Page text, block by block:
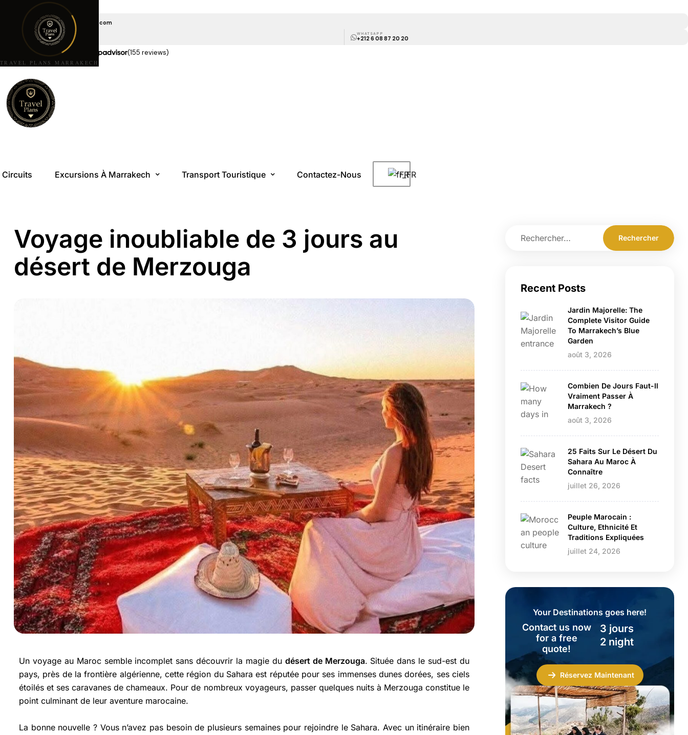
TRAVEL PLANS MARRAKECH
EMAIL US
travelplansmarrakech@gmail.com
APPELEZ-NOUS
+212 6 08 85 10 10
WHATSAPP
+212 6 08 87 20 20
★★★★★5,0 étoiles sur (155 reviews)
Circuits Excursions À Marrakech Transport Touristique Contactez-Nous FR
Voyage inoubliable de 3 jours au
désert de Merzouga
Un voyage au Maroc semble incomplet sans découvrir la magie du désert de Merzouga. Située dans le sud-est du
pays, près de la frontière algérienne, cette région du Sahara est réputée pour ses immenses dunes dorées, ses ciels
étoilés et ses caravanes de chameaux. Pour de nombreux voyageurs, passer quelques nuits à Merzouga constitue le
point culminant de leur aventure marocaine.
La bonne nouvelle ? Vous n’avez pas besoin de plusieurs semaines pour rejoindre le Sahara. Avec un itinéraire bien
Recent Posts
août 3, 2026
Jardin Majorelle: The
Complete Visitor Guide
To Marrakech’s Blue
Garden
août 3, 2026
Combien De Jours Faut-Il
Vraiment Passer À
Marrakech ?
juillet 26, 2026
25 Faits Sur Le Désert Du
Sahara Au Maroc À
Connaître
juillet 24, 2026
Peuple Marocain :
Culture, Ethnicité Et
Traditions Expliquées
Your Destinations goes here!
Contact us now
for a free
quote!
3 jours
2 night
Réservez Maintenant